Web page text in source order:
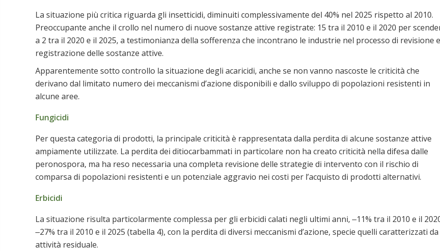
La situazione più critica riguarda gli insetticidi, diminuiti complessivamente del 40% nel 2025 rispetto al 2010.
Preoccupante anche il crollo nel numero di nuove sostanze attive registrate: 15 tra il 2010 e il 2020 per
a 2 tra il 2020 e il 2025, a testimonianza della sofferenza che incontrano le industrie nel processo di revisione e
registrazione delle sostanze attive.
Apparentemente sotto controllo la situazione degli acaricidi, anche se non vanno nascoste le criticità che
derivano dal limitato numero dei meccanismi d’azione disponibili e dallo sviluppo di popolazioni resistenti in
alcune aree.
Fungicidi
Per questa categoria di prodotti, la principale criticità è rappresentata dalla perdita di alcune sostanze attive
ampiamente utilizzate. La perdita dei ditiocarbammati in particolare non ha creato criticità nella difesa dalle
peronospora, ma ha reso necessaria una completa revisione delle strategie di intervento con il rischio di
comparsa di popolazioni resistenti e un potenziale aggravio nei costi per l’acquisto di prodotti alternativi.
Erbicidi
La situazione risulta particolarmente complessa per gli erbicidi calati negli ultimi anni, ‒11% tra il 2010 e il
‒27% tra il 2010 e il 2025 (tabella 4), con la perdita di diversi meccanismi d’azione, specie quelli caratterizzati da
attività residuale.